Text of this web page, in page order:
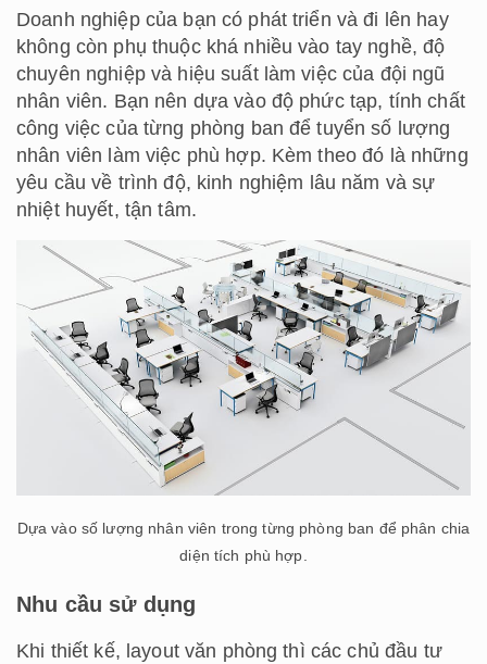
Doanh nghiệp của bạn có phát triển và đi lên hay
không còn phụ thuộc khá nhiều vào tay nghề, độ
chuyên nghiệp và hiệu suất làm việc của đội ngũ
nhân viên. Bạn nên dựa vào độ phức tạp, tính chất
công việc của từng phòng ban để tuyển số lượng
nhân viên làm việc phù hợp. Kèm theo đó là những
yêu cầu về trình độ, kinh nghiệm lâu năm và sự
nhiệt huyết, tận tâm.
Dựa vào số lượng nhân viên trong từng phòng ban để phân chia
diện tích phù hợp.
Nhu cầu sử dụng
Khi thiết kế, layout văn phòng thì các chủ đầu tư